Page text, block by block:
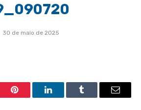
30 de maio de 2025
Pinterest LinkedInTumblr Email